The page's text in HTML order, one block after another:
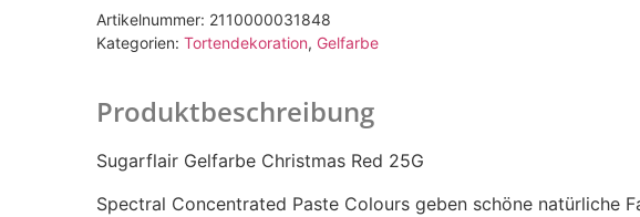
Artikelnummer: 2110000031848
Kategorien: Tortendekoration, Gelfarbe
Produktbeschreibung
Sugarflair Gelfarbe Christmas Red 25G
Spectral Concentrated Paste Colours geben schöne natürliche